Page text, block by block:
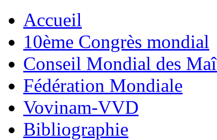
Accueil
10ème Congrès mondial
Conseil Mondial des
Fédération Mondiale
Vovinam-VVD
Bibliographie